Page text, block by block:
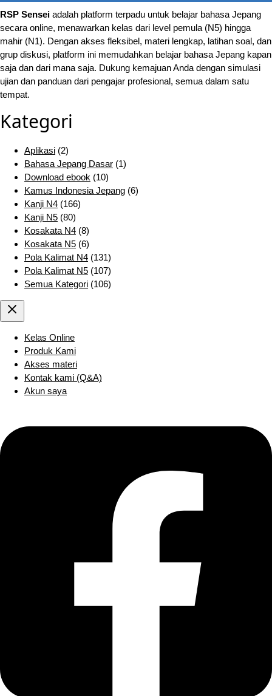
RSP Sensei adalah platform terpadu untuk belajar bahasa Jepang
secara online, menawarkan kelas dari level pemula (N5) hingga
mahir (N1). Dengan akses fleksibel, materi lengkap, latihan soal, dan
grup diskusi, platform ini memudahkan belajar bahasa Jepang kapan
saja dan dari mana saja. Dukung kemajuan Anda dengan simulasi
ujian dan panduan dari pengajar profesional, semua dalam satu
tempat.
Kategori
Aplikasi (2)
Bahasa Jepang Dasar (1)
Download ebook (10)
Kamus Indonesia Jepang (6)
Kanji N4 (166)
Kanji N5 (80)
Kosakata N4 (8)
Kosakata N5 (6)
Pola Kalimat N4 (131)
Pola Kalimat N5 (107)
Semua Kategori (106)
Kelas Online
Produk Kami
Akses materi
Kontak kami (Q&A)
Akun saya